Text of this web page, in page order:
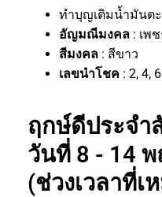
ทำบุญเติมน้ำมันตะ
อัญมณีมงคล : เพ
สีมงคล : สีขาว
เลขนำโชค : 2, 4, 6
ฤกษ์ดีประจำ
วันที่ 8 - 14
(ช่วงเวลาที่เ